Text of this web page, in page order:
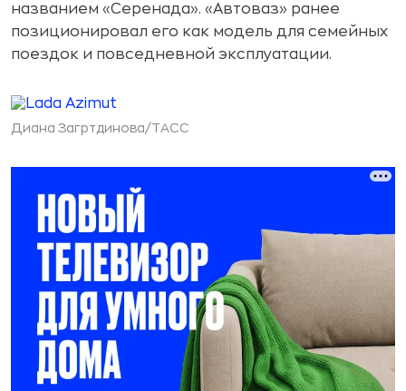
названием «Серенада». «Автоваз» ранее
позиционировал его как модель для семейных
поездок и повседневной эксплуатации.
Диана Загртдинова/ТАСС